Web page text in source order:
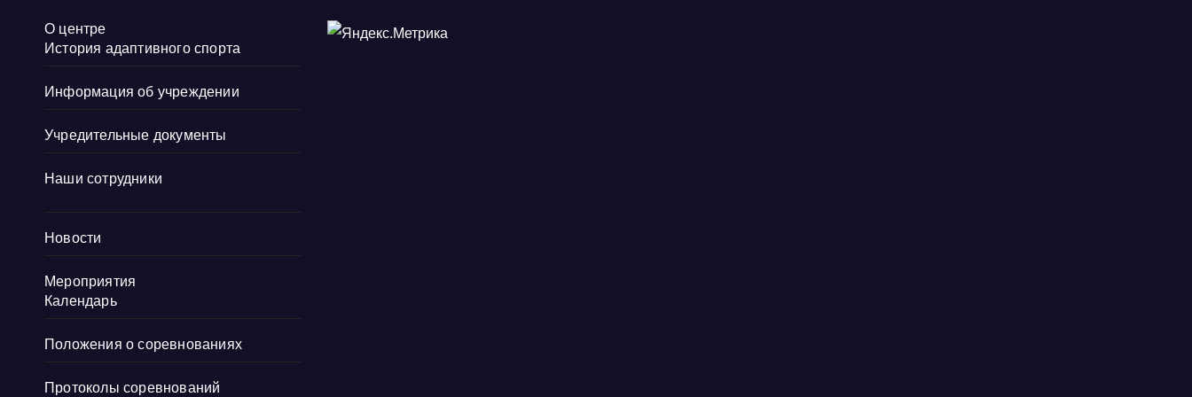
О центре
История адаптивного спорта
Информация об учреждении
Учредительные документы
Наши сотрудники
Новости
Мероприятия
Календарь
Положения о соревнованиях
Протоколы соревнований